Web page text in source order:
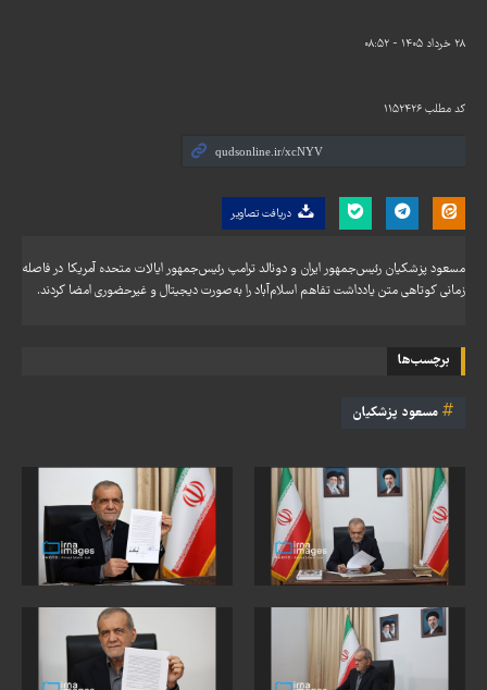
۲۸ خرداد ۱۴۰۵ - ۰۸:۵۲
کد مطلب ۱۱۵۲۴۲۶
دریافت تصاویر
مسعود پزشکیان رئیس‌جمهور ایران و دونالد ترامپ رئیس‌جمهور ایالات متحده آمریکا در فاصله
زمانی کوتاهی متن یادداشت تفاهم اسلام‌آباد را به‌صورت دیجیتال و غیرحضوری امضا کردند.
برچسب‌ها
مسعود پزشکیان